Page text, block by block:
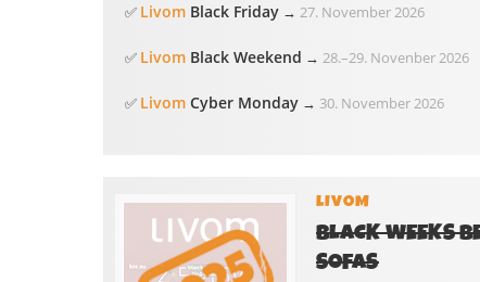
✅ LivomBlack Friday → 27. November 2026
✅ LivomBlack Weekend → 28.–29. Novenber 2026
✅ LivomCyber Monday → 30. November 2026
LIVOM
BLACK WEEKS
SOFAS